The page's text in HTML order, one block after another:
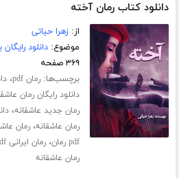
دانلود کتاب رمان آخته
از:زهرا حیاتی
موضوع:دانلود
۳۶۹ صفحه
برچسب‌ها:رمان pdf ،
دانلود رایگان رمان
رمان جدید عاشقانه،
رمان عاشقانه،رمان
pdf رمان
،رمان ایرانی pdf
رمان عاشقانه